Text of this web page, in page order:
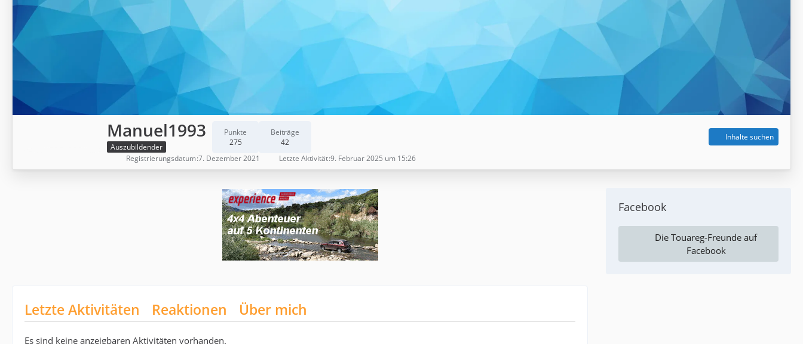
Manuel1993
Auszubildender
Punkte
275
Beiträge
42
Inhalte suchen
Registrierungsdatum 7. Dezember 2021 Letzte Aktivität 9. Februar 2025 um 15:26
Letzte Aktivitäten Reaktionen Über mich
Es sind keine anzeigbaren Aktivitäten vorhanden.
Facebook
Die Touareg-Freunde auf
Facebook